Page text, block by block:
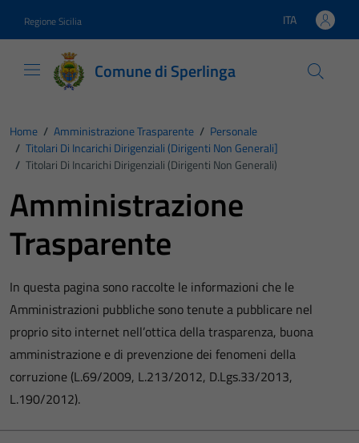
Regione Sicilia Lingua attiva:
ITA
Comune di Sperlinga
Home / Amministrazione Trasparente / Personale
/ Titolari Di Incarichi Dirigenziali (dirigenti Non Generali]
/ Titolari Di Incarichi Dirigenziali (dirigenti Non Generali)
Amministrazione
Trasparente
In questa pagina sono raccolte le informazioni che le
Amministrazioni pubbliche sono tenute a pubblicare nel
proprio sito internet nell’ottica della trasparenza, buona
amministrazione e di prevenzione dei fenomeni della
corruzione (L.69/2009, L.213/2012, D.Lgs.33/2013,
L.190/2012).